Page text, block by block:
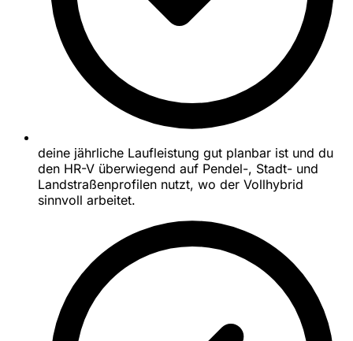
deine jährliche Laufleistung gut planbar ist und du
den HR-V überwiegend auf Pendel-, Stadt- und
Landstraßenprofilen nutzt, wo der Vollhybrid
sinnvoll arbeitet.